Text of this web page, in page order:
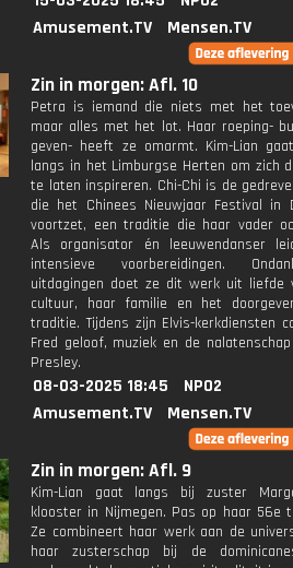
Amusement.TV
Mensen.TV
Zin in morgen: Afl. 10
Petra is iemand die niets met het
maar alles met het lot. Haar roeping-
geven- heeft ze omarmt. Kim-Lian
langs in het Limburgse Herten om zich
te laten inspireren. Chi-Chi is de
die het Chinees Nieuwjaar Festival in
voortzet, een traditie die haar vader
Als organisator én leeuwendanser
intensieve voorbereidingen.
uitdagingen doet ze dit werk uit liefde
cultuur, haar familie en het
traditie. Tijdens zijn Elvis-kerkdiensten
Fred geloof, muziek en de
Presley.
08-03-2025 18:45
NPO2
Amusement.TV
Mensen.TV
Zin in morgen: Afl. 9
Kim-Lian gaat langs bij zuster
klooster in Nijmegen. Pas op haar 56e
Ze combineert haar werk aan de
haar zusterschap bij de